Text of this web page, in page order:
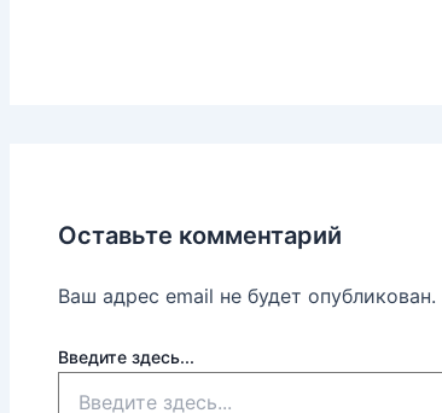
Оставьте комментарий
Ваш адрес email не будет опубликован.
Введите здесь...